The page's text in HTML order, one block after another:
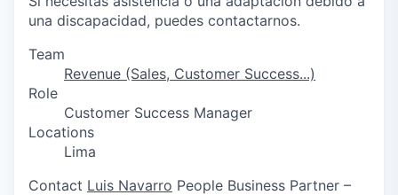
una discapacidad, puedes contactarnos.
Team
Revenue (Sales, Customer Success...)
Role
Customer Success Manager
Locations
Lima
Contact Luis Navarro People Business Partner –